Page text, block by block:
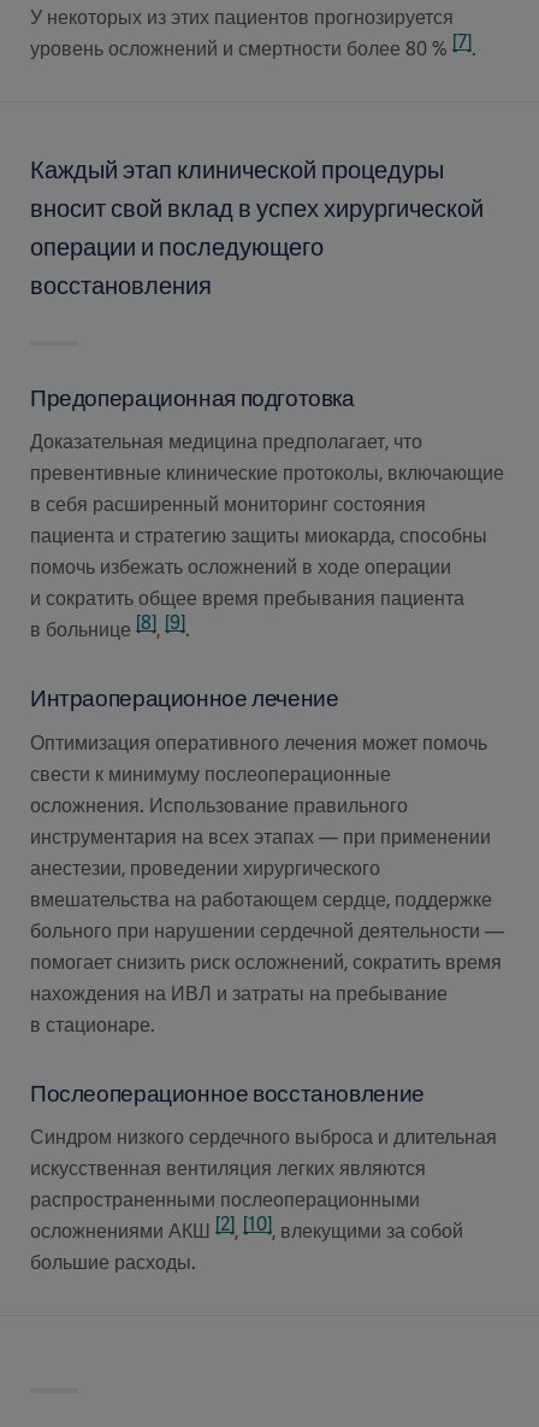
У некоторых из этих пациентов прогнозируется
уровень осложнений и смертности более 80 % [7].
Каждый этап клинической процедуры
вносит свой вклад в успех хирургической
операции и последующего
восстановления
Предоперационная подготовка
Доказательная медицина предполагает, что
превентивные клинические протоколы, включающие
в себя расширенный мониторинг состояния
пациента и стратегию защиты миокарда, способны
помочь избежать осложнений в ходе операции
и сократить общее время пребывания пациента
в больнице [8], [9].
Интраоперационное лечение
Оптимизация оперативного лечения может помочь
свести к минимуму послеоперационные
осложнения. Использование правильного
инструментария на всех этапах — при применении
анестезии, проведении хирургического
вмешательства на работающем сердце, поддержке
больного при нарушении сердечной деятельности —
помогает снизить риск осложнений, сократить время
нахождения на ИВЛ и затраты на пребывание
в стационаре.
Послеоперационное восстановление
Синдром низкого сердечного выброса и длительная
искусственная вентиляция легких являются
распространенными послеоперационными
осложнениями АКШ [2], [10], влекущими за собой
большие расходы.